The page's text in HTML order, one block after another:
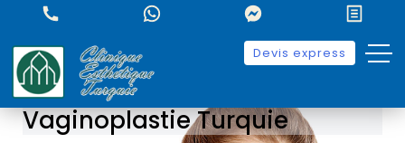
Devis express
Vaginoplastie Turquie